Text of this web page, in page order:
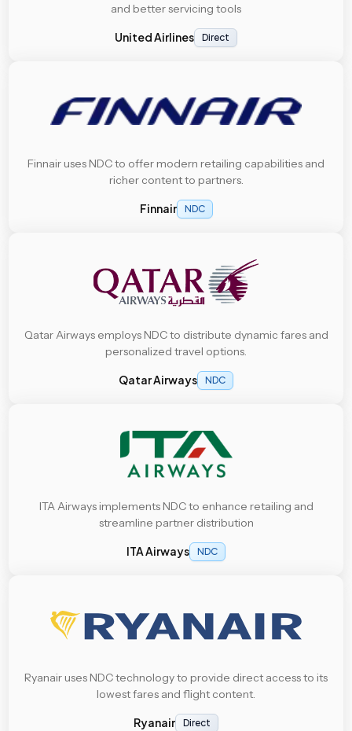
and better servicing tools
United Airlines Direct
Finnair uses NDC to offer modern retailing capabilities and
richer content to partners.
Finnair NDC
Qatar Airways employs NDC to distribute dynamic fares and
personalized travel options.
Qatar Airways NDC
ITA Airways implements NDC to enhance retailing and
streamline partner distribution
ITA Airways NDC
Ryanair uses NDC technology to provide direct access to its
lowest fares and flight content.
Ryanair Direct